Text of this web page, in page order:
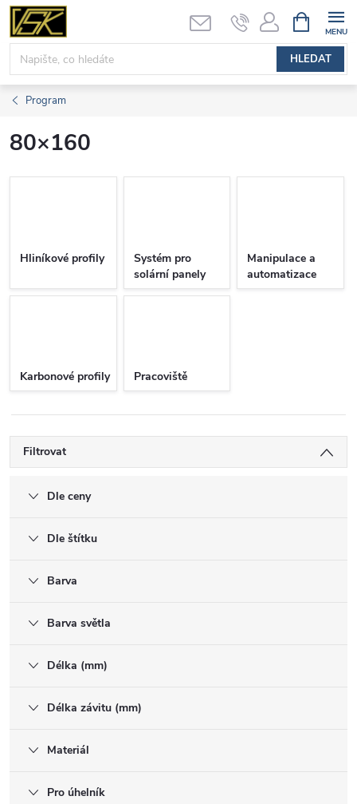
Přejít
obsah
HLEDAT
NÁKUPNÍ
KOŠÍK
Program
80×160
Hliníkové profily
Systém pro
solární panely
Manipulace a
automatizace
Karbonové profily Pracoviště
Filtrovat
Dle ceny
Dle štítku
Barva
Barva světla
Délka (mm)
Délka závitu (mm)
Materiál
Pro úhelník